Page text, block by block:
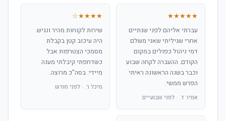
★★★★★
עברתי אליהם לפני שנתיים
אחרי שגיליתי שאני משלם
דמי ניהול כפולים במקום
הקודם. ההעברה לקחה שבוע
וכבר בשנה הראשונה ראיתי
הפרש ממשי.
אמיר ד. · לפני שבועיים
★★★★☆
שירות לקוחות מהיר ונגיש.
היה עיכוב קטן בקבלת
מסמכי הצטרפות אבל
כשדחפתי קיבלתי מענה
מיידי. בסה"כ מרוצה.
מיכל ר. · לפני חודש